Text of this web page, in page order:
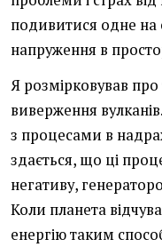
подивитися одне на
напруження в
Я розмірковував про
виверження
з процесами в
здається, що ці
негативу,
Коли планета
енергію таким